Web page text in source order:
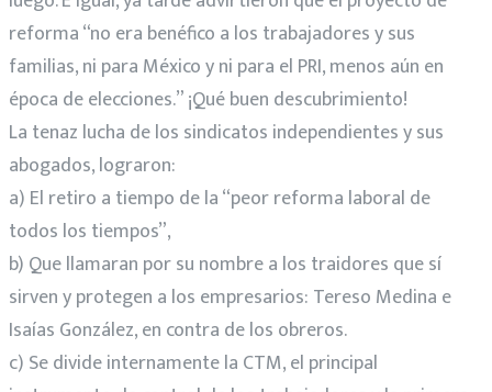
reforma “no era benéfico a los trabajadores y sus
familias, ni para México y ni para el PRI, menos aún en
época de elecciones.” ¡Qué buen descubrimiento!
La tenaz lucha de los sindicatos independientes y sus
abogados, lograron:
a) El retiro a tiempo de la “peor reforma laboral de
todos los tiempos”,
b) Que llamaran por su nombre a los traidores que sí
sirven y protegen a los empresarios: Tereso Medina e
Isaías González, en contra de los obreros.
c) Se divide internamente la CTM, el principal